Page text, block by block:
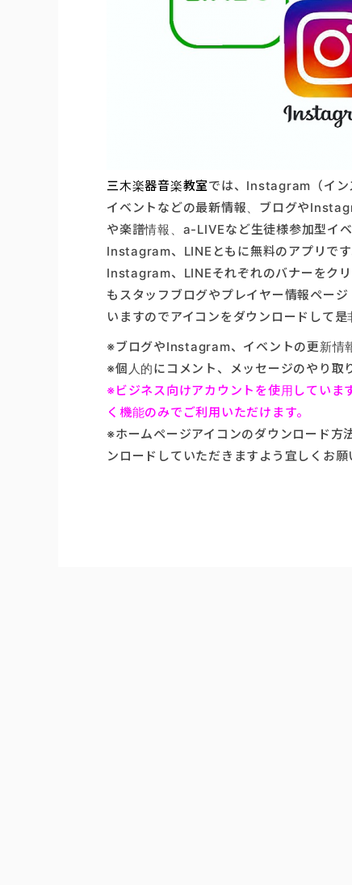
三木楽器音楽教室では、Instagram（イン
イベントなどの最新情報、ブログや
や楽譜情報、a-LIVEなど生徒様参加型イ
Instagram、LINEともに無料のアプリで
Instagram、LINEそれぞれのバナーをク
もスタッフブログやプレイヤー情報ペー
いますのでアイコンをダウンロードして是
※ブログやInstagram、イベントの更新情
※個人的にコメント、メッセージのやり取
※ビジネス向けアカウントを使用していま
く機能のみでご利用いただけます。
※ホームページアイコンのダウンロード方
ンロードしていただきますよう宜しくお願